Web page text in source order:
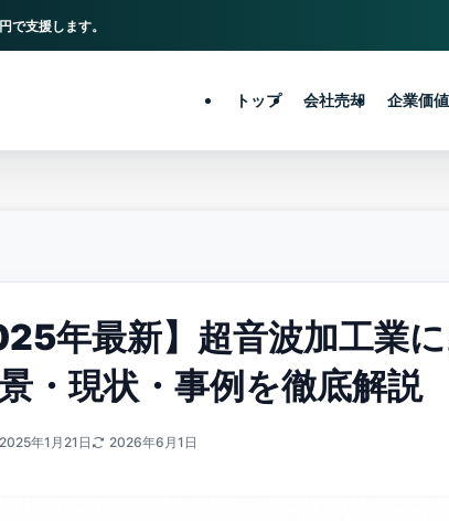
支援します。
トップ 会社売却 企業価
年最新】超音波加工業
・現状・事例を徹底解説
2025年1月21日 2026年6月1日